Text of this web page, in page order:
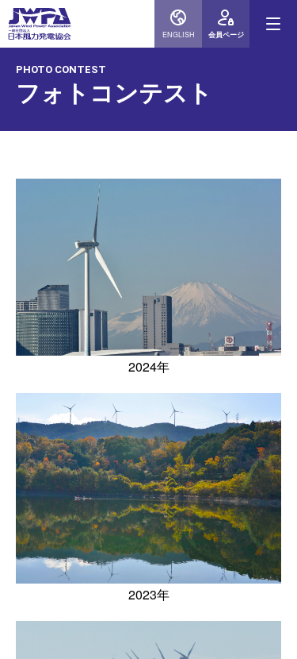
ENGLISH 会員ページ
PHOTO CONTEST
フォトコンテスト
2024年
2023年